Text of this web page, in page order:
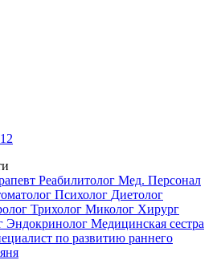
12
Реабилитолог Мед. Персонал
Психолог Диетолог
Трихолог Миколог Хирург
Эндокринолог Медицинская сестра
по развитию раннего